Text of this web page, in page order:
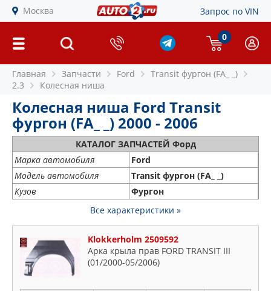
Москва Запрос по VIN
0
Главная Запчасти Ford
Transit фургон (FA_ _)
2.3
Колесная ниша
Колесная ниша Ford Transit
фургон (FA_ _) 2000 - 2006
КАТАЛОГ ЗАПЧАСТЕЙ Форд
Марка автомобиля
Ford
Модель автомобиля
Transit фургон (FA_ _)
Кузов
Фургон
Все характеристики »
Klokkerholm 2509592
Арка крыла прав FORD TRANSIT III
(01/2000-05/2006)